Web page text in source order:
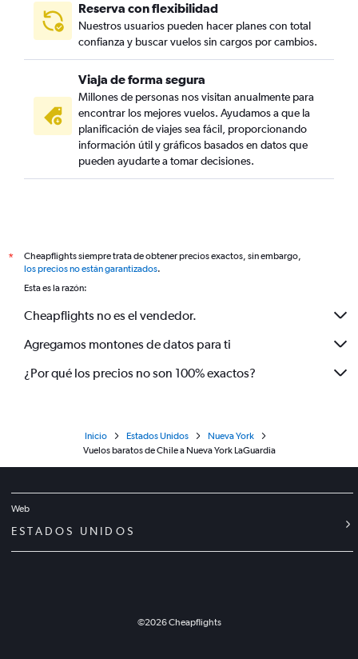
Reserva con flexibilidad
Nuestros usuarios pueden hacer planes con total
confianza y buscar vuelos sin cargos por cambios.
Viaja de forma segura
Millones de personas nos visitan anualmente para
encontrar los mejores vuelos. Ayudamos a que la
planificación de viajes sea fácil, proporcionando
información útil y gráficos basados en datos que
pueden ayudarte a tomar decisiones.
*
Cheapflights siempre trata de obtener precios exactos, sin embargo,
los precios no están garantizados.
Esta es la razón:
Cheapflights no es el vendedor.
Agregamos montones de datos para ti
¿Por qué los precios no son 100% exactos?
Inicio Estados Unidos
Nueva York
Vuelos baratos de Chile a Nueva York LaGuardia
Web
ESTADOS UNIDOS
©2026Cheapflights